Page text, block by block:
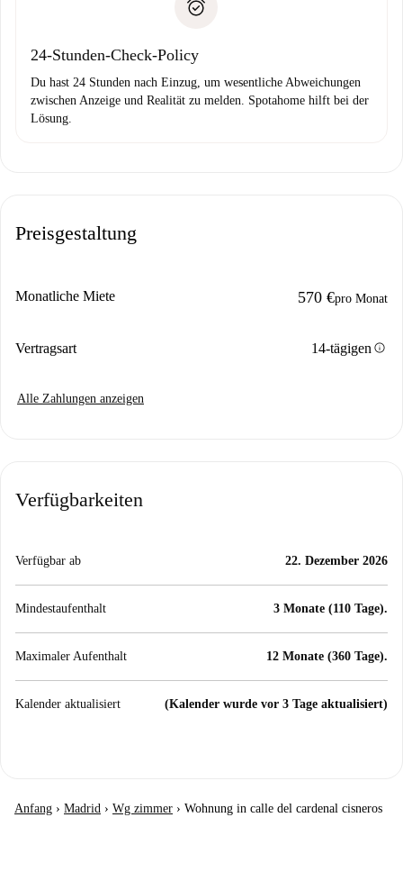
24-Stunden-Check-Policy
Du hast 24 Stunden nach Einzug, um wesentliche Abweichungen
zwischen Anzeige und Realität zu melden. Spotahome hilft bei der
Lösung.
Preisgestaltung
Monatliche Miete 570 €pro Monat
Vertragsart 14-tägigeninfo
Alle Zahlungen anzeigen
Verfügbarkeiten
Verfügbar ab 22. Dezember 2026
Mindestaufenthalt 3 Monate (110 Tage).
Maximaler Aufenthalt 12 Monate (360 Tage).
Kalender aktualisiert (Kalender wurde vor 3 Tage aktualisiert)
Anfang › Madrid › Wg zimmer › Wohnung in calle del cardenal cisneros